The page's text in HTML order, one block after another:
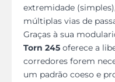
extremidade
múltiplas vias de
Graças à sua
Torn 245 oferece a
corredores forem
um padrão coeso e